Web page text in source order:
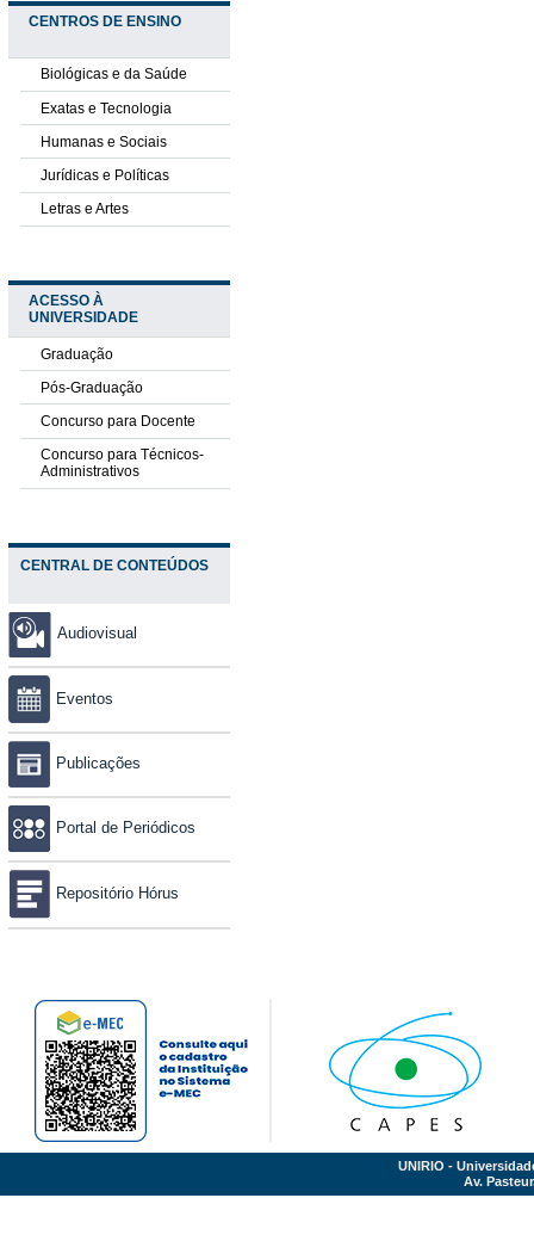
CENTROS DE ENSINO
Biológicas e da Saúde
Exatas e Tecnologia
Humanas e Sociais
Jurídicas e Políticas
Letras e Artes
ACESSO À
UNIVERSIDADE
Graduação
Pós-Graduação
Concurso para Docente
Concurso para Técnicos-
Administrativos
CENTRAL DE CONTEÚDOS
Audiovisual
Eventos
Publicações
Portal de Periódicos
Repositório Hórus
UNIRIO -
Av.